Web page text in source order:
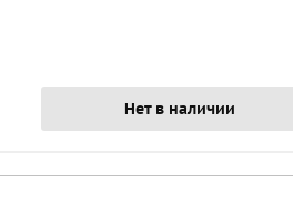
Нет в наличии